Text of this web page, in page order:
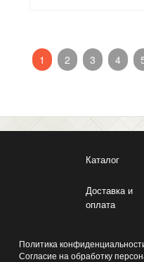
1 2 3 4
Каталог
Доставка и
оплата
Политика
Согласие на обработку